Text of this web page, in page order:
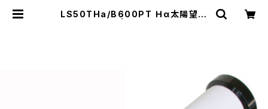
LS50THa/B600PT Ｈα太陽望遠